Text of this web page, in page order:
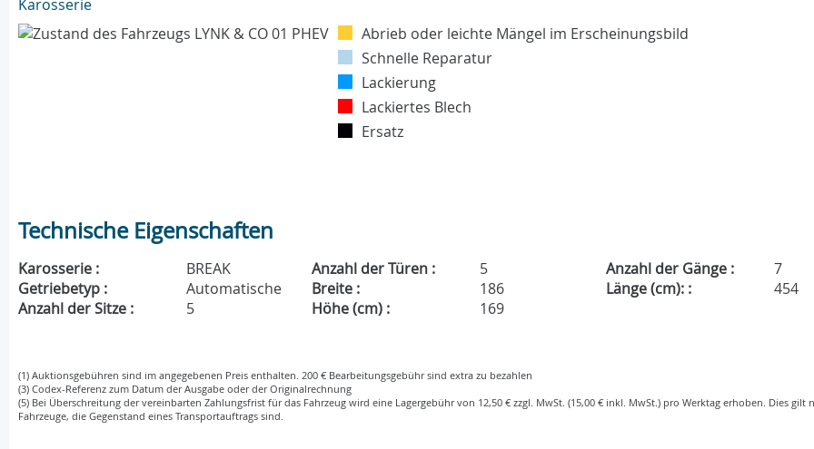
Karosserie
Abrieb oder leichte Mängel im Erscheinungsbild
Schnelle Reparatur
Lackierung
Lackiertes Blech
Ersatz
Technische Eigenschaften
Karosserie : BREAK Anzahl der Türen : 5 Anzahl der Gänge :
7
Getriebetyp :
Automatische Breite : 186 Länge (cm): :
454
Anzahl der Sitze :
5 Höhe (cm) : 169
(1) Auktionsgebühren sind im angegebenen Preis enthalten. 200 € Bearbeitungsgebühr sind extra zu bezahlen
(3) Codex-Referenz zum Datum der Ausgabe oder der Originalrechnung
(5) Bei Überschreitung der vereinbarten Zahlungsfrist für das Fahrzeug wird eine Lagergebühr von 12,50 € zzgl. MwSt. (15,00 € inkl. MwSt.) pro Werktag erhoben. Dies gilt
Fahrzeuge, die Gegenstand eines Transportauftrags sind.